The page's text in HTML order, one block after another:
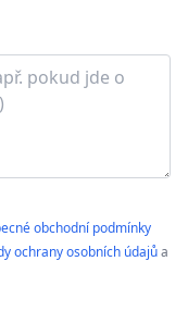
obchodní podmínky
ochrany osobních údajůa